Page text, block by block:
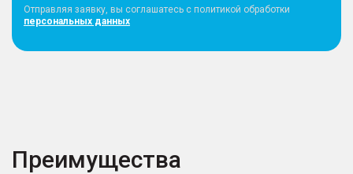
Отправляя заявку, вы соглашатесь с политикой обработки
персональных данных
Преимущества